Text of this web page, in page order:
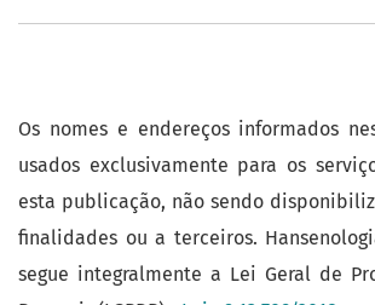
Os nomes e endereços informados
usados exclusivamente para os
esta publicação, não sendo
finalidades ou a terceiros.
segue integralmente a Lei Geral de